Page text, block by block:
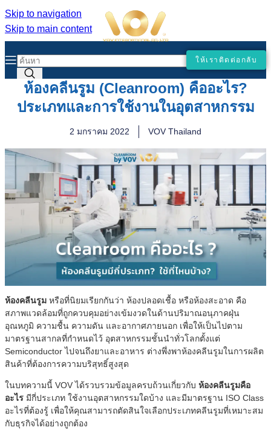
Skip to navigation
Skip to main content
ให้เราติดต่อกลับ
ห้องคลีนรูม (Cleanroom) คืออะไร?
ประเภทและการใช้งานในอุตสาหกรรม
2 มกราคม 2022 VOV Thailand
ห้องคลีนรูม หรือที่นิยมเรียกกันว่า ห้องปลอดเชื้อ หรือห้องสะอาด คือ
สภาพแวดล้อมที่ถูกควบคุมอย่างเข้มงวดในด้านปริมาณอนุภาคฝุ่น
อุณหภูมิ ความชื้น ความดัน และอากาศภายนอก เพื่อให้เป็นไปตาม
มาตรฐานสากลที่กำหนดไว้ อุตสาหกรรมชั้นนำทั่วโลกตั้งแต่
Semiconductor ไปจนถึงยาและอาหาร ต่างพึ่งพาห้องคลีนรูมในการผลิต
สินค้าที่ต้องการความบริสุทธิ์สูงสุด
ในบทความนี้ VOV ได้รวบรวมข้อมูลครบถ้วนเกี่ยวกับ ห้องคลีนรูมคือ
อะไร มีกี่ประเภท ใช้งานอุตสาหกรรมใดบ้าง และมีมาตรฐาน ISO Class
อะไรที่ต้องรู้ เพื่อให้คุณสามารถตัดสินใจเลือกประเภทคลีนรูมที่เหมาะสม
กับธุรกิจได้อย่างถูกต้อง